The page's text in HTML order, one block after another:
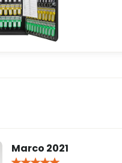
Marco 2021